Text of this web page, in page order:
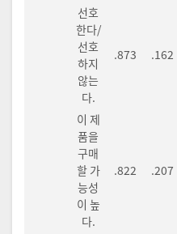
선호
한다/
선호
하지
않는
다.
.873 .162
이 제
품을
구매
할 가
능성
이 높
다.
.822 .207